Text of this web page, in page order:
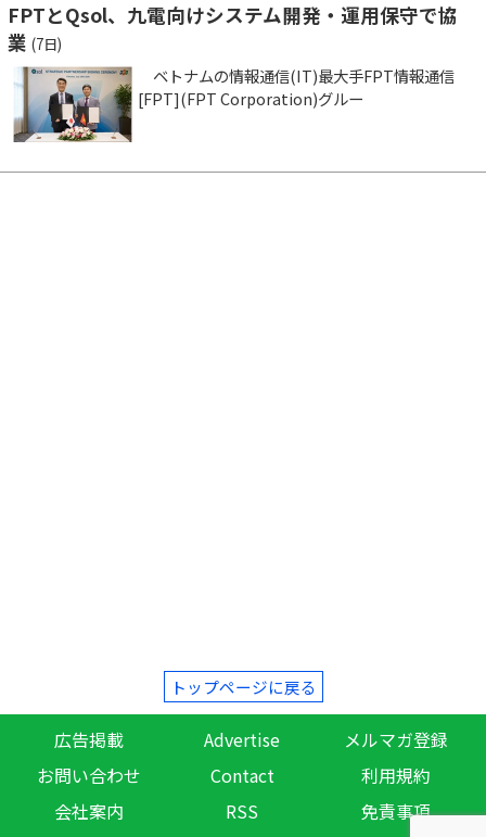
FPTとQsol、九電向けシステム開発・運用保守で協
業 (7日)
ベトナムの情報通信(IT)最大手FPT情報通信
[FPT](FPT Corporation)グルー
トップページに戻る
広告掲載 Advertise
メルマガ登録
お問い合わせ
Contact
利用規約
会社案内
RSS 免責事項